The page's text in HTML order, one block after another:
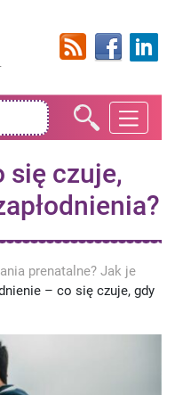
się czuje,
prenatalne? Jak je
– co się czuje, gdy